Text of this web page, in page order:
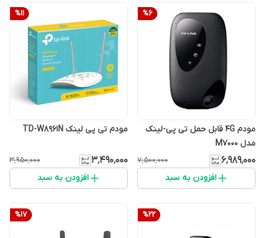
%6
مودم 4G قابل حمل تی پی-لینک
مدل M7000
۶٬۹۸۹٬۰۰۰ ۷٬۵۰۰٬۰۰۰
افزودن به سبد
%11
مودم تی پی لینک TD-W8961N
۳٬۴۹۰٬۰۰۰ ۳٬۹۵۰٬۰۰۰
افزودن به سبد
%22
%17